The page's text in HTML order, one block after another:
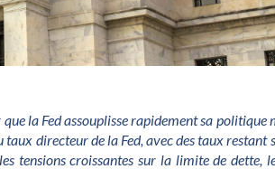
la Fed assouplisse rapidement sa politique
directeur de la Fed, avec des taux restant
tensions croissantes sur la limite de dette,